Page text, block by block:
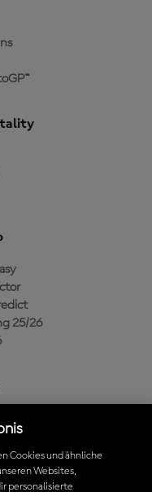
25/26
Cookies und ähnliche
Websites,
personalisierte